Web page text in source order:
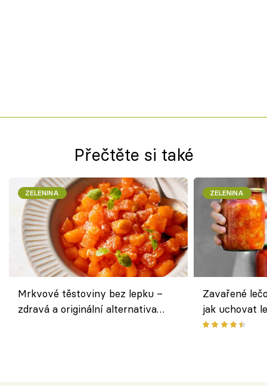
Přečtěte si také
ZELENINA
Mrkvové těstoviny bez lepku –
zdravá a originální alternativa
ZELENINA
Zavařené
jak uchovat